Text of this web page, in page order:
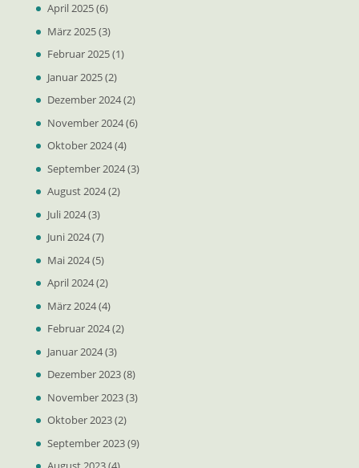
April 2025(6)
März 2025(3)
Februar 2025(1)
Januar 2025(2)
Dezember 2024(2)
November 2024(6)
Oktober 2024(4)
September 2024(3)
August 2024(2)
Juli 2024(3)
Juni 2024(7)
Mai 2024(5)
April 2024(2)
März 2024(4)
Februar 2024(2)
Januar 2024(3)
Dezember 2023(8)
November 2023(3)
Oktober 2023(2)
September 2023(9)